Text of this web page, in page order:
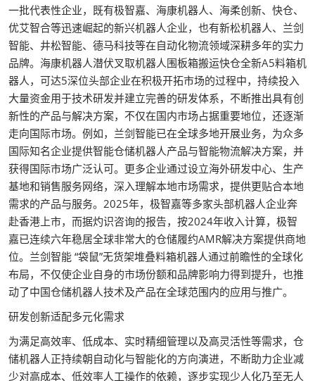
一批代表性企业，既有极智嘉、海康机器人、海柔创新、快仓、
优艾智合等迅速崛起的新兴机器人企业，也有新松机器人、兰剑
智能、井松智能、德马科技等在自动化物流领域深耕多年的实力
品牌。海康机器人潜伏叉取机器人围板箱搬运快仓全新A5料箱机
器人，可达5深位头部企业在积极开拓市场的过程中，持续投入
大量资金用于技术研发并建立完善的研发体系，不断推出具有创
新性的产品与解决方案，不仅在国内市场占据重要地位，还逐渐
走向国际市场。例如，兰剑智能已在全球多地开展业务，为众多
国际知名企业提供智能仓储机器人产品与智能物流解决方案，并
获得国际市场广泛认可。更多企业通过设立海外研发中心、生产
基地和销售服务网络，深入理解本地市场需求，提供更贴合本地
需求的产品与服务。2025年，极智嘉等多家头部机器人企业奔
赴香港上市，而据灼识咨询的报告，按2024年收入计算，极智
嘉已连续六年稳居全球非常大的仓储履约AMR解决方案提供商地
位。兰剑智能 “袋鼠”无货架堆叠料箱机器人通过前瞻性的全球化
布局，不仅使企业自身的市场份额和品牌影响力得到提升，也推
动了中国仓储机器人技术及产品在全球范围内的应用与推广。
研发创新适配多元化需求
为满足高效率、低成本、实时精细管理以及高灵活性等需求，仓
储机器人正持续朝自动化与智能化的方向演进，不断助力企业减
少对高成本、低效率人工操作的依赖，逐步实现少人化乃至无人